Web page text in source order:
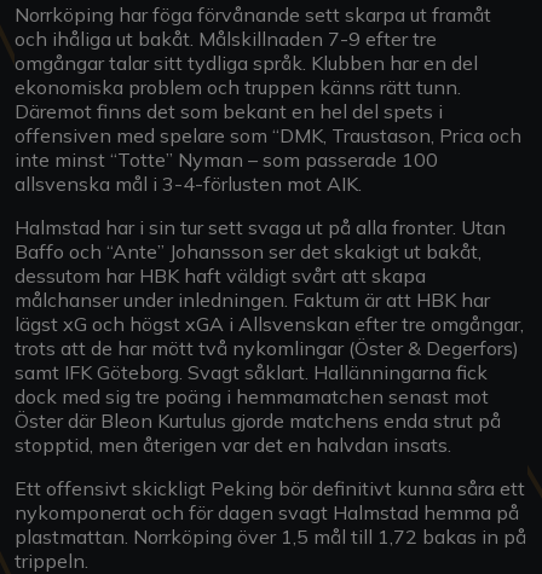
Norrköping har föga förvånande sett skarpa ut framåt
och ihåliga ut bakåt. Målskillnaden 7-9 efter tre
omgångar talar sitt tydliga språk. Klubben har en del
ekonomiska problem och truppen känns rätt tunn.
Däremot finns det som bekant en hel del spets i
offensiven med spelare som “DMK, Traustason, Prica och
inte minst “Totte” Nyman – som passerade 100
allsvenska mål i 3-4-förlusten mot AIK.
Halmstad har i sin tur sett svaga ut på alla fronter. Utan
Baffo och “Ante” Johansson ser det skakigt ut bakåt,
dessutom har HBK haft väldigt svårt att skapa
målchanser under inledningen. Faktum är att HBK har
lägst xG och högst xGA i Allsvenskan efter tre omgångar,
trots att de har mött två nykomlingar (Öster & Degerfors)
samt IFK Göteborg. Svagt såklart. Hallänningarna fick
dock med sig tre poäng i hemmamatchen senast mot
Öster där Bleon Kurtulus gjorde matchens enda strut på
stopptid, men återigen var det en halvdan insats.
Ett offensivt skickligt Peking bör definitivt kunna såra ett
nykomponerat och för dagen svagt Halmstad hemma på
plastmattan. Norrköping över 1,5 mål till 1,72 bakas in på
trippeln.